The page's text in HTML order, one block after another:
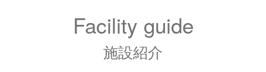
Facility guide
施設紹介